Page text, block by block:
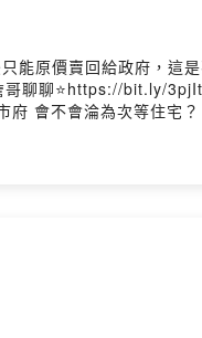
能原價賣回給政府，這
⭐https://bit.ly/3pjItT8 ｜
府 會不會淪為次等住宅
3hsSI5o ⭐每週三更新